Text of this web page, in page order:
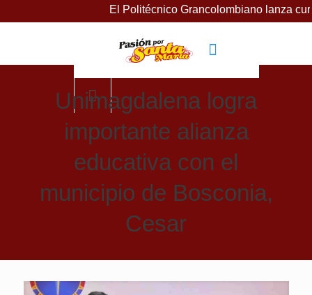
El Politécnico Grancolombiano lanza
Unimagdalena logra
importante alianza
educativa con el
municipio de Bosconia,
Cesar